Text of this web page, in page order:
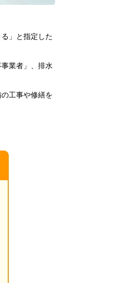
」と指定した
業者」、排水
工事や修繕を